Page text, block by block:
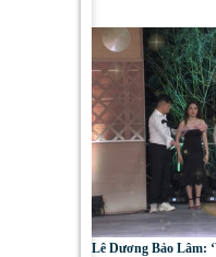
Lê Dương Bảo Lâm: